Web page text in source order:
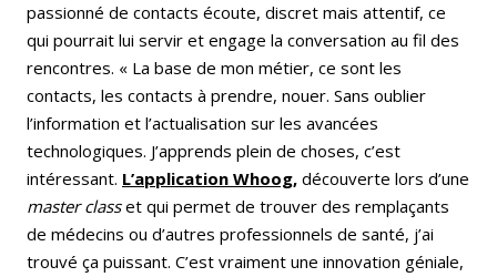
passionné de contacts écoute, discret mais attentif, ce
qui pourrait lui servir et engage la conversation au fil des
rencontres. « La base de mon métier, ce sont les
contacts, les contacts à prendre, nouer. Sans oublier
l’information et l’actualisation sur les avancées
technologiques. J’apprends plein de choses, c’est
intéressant. L’application Whoog, découverte lors d’une
master classet qui permet de trouver des remplaçants
de médecins ou d’autres professionnels de santé, j’ai
trouvé ça puissant. C’est vraiment une innovation géniale,